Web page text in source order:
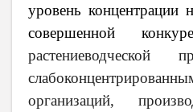
уровень концентрации
совершенной
растениеводческой
организаций,